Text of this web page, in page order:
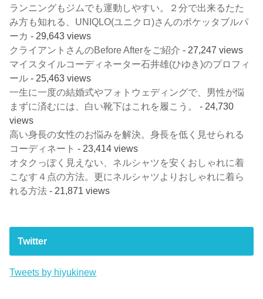
ランニングもジムでも運動しやすい。２分で出来るたた
み方も知れる、UNIQLO(ユニクロ)さんのポケッタブルパ
ーカ - 29,643 views
クライアントさんのBefore Afterをご紹介 - 27,247 views
マイスタイルコーディネーター石井雄(ひゆき)のプロフィ
ール - 25,463 views
一生に一度の結婚式やフォトウェディングで、男性が悩
まずに済むには、白い靴下はこれを履こう。
- 24,730
views
高い身長の女性のお悩みを解決。身長を低く見せられる
コーディネート - 23,414 views
オタクっぽく見えない、ネルシャツを安くおしゃれに着
こなす４点の方法。更にネルシャツよりおしゃれに着ら
れる方法 - 21,871 views
Twitter
Tweets by hiyukinew